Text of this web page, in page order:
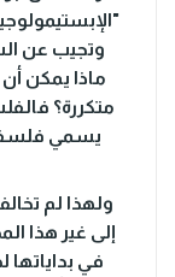
وتجيب عن
ماذا يمكن
متكررة؟
يسمي
ولهذا لم
إلى غير هذا
في